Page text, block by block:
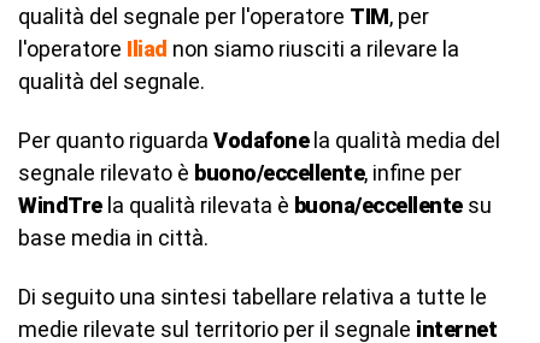
qualità del segnale per l'operatore TIM, per
l'operatore Iliad non siamo riusciti a rilevare la
qualità del segnale.
Per quanto riguarda Vodafonela qualità media del
segnale rilevato è buono/eccellente, infine per
WindTrela qualità rilevata è buona/eccellentesu
base media in città.
Di seguito una sintesi tabellare relativa a tutte le
medie rilevate sul territorio per il segnale internet